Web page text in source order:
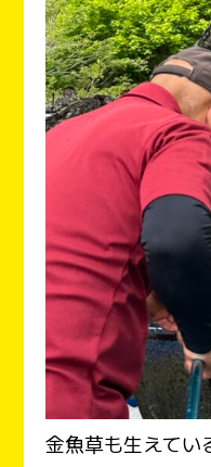
金魚草も生えてい